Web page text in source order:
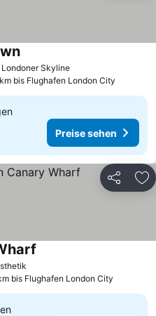
SkylinePreise sehen
Preise sehen
bis Flughafen London City
Preise sehen
Teilen
bis Flughafen London City